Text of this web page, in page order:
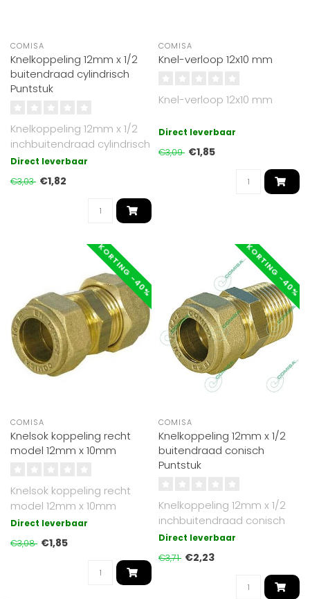
COMISA
Knelkoppeling 12mm x 1/2
buitendraad cylindrisch
Puntstuk
Knelkoppeling 12mm x 1/2
inchbuitendraad cylindrisch
Direct leverbaar
€3,03 €1,82
COMISA
Knel-verloop 12x10 mm
Knel-verloop 12x10 mm
Direct leverbaar
€3,09 €1,85
KORTING -40%
COMISA
Knelsok koppeling recht
model 12mm x 10mm
Knelsok koppeling recht
model 12mm x 10mm
Direct leverbaar
€3,08 €1,85
KORTING -40%
COMISA
Knelkoppeling 12mm x 1/2
buitendraad conisch
Puntstuk
Knelkoppeling 12mm x 1/2
inchbuitendraad conisch
Direct leverbaar
€3,71 €2,23